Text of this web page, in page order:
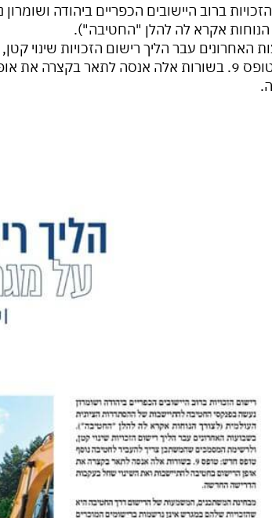
ברוב היישובים הכפריים ביהודה
הנוחות אקרא לה להלן "החטיבה").
האחרונים עבר הליך רישום הזכויות שינוי
חדש: טופס 9. בשורות אלה אנסה לתאר